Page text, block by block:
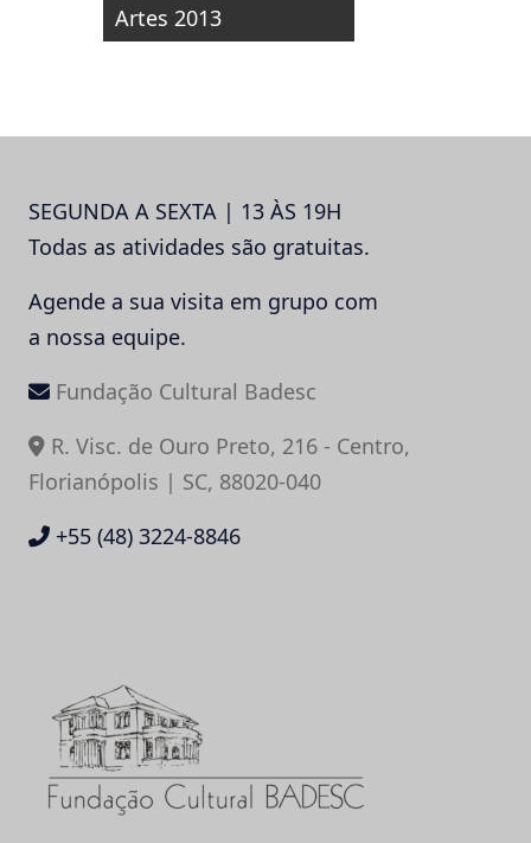
Post
Artes 2013
SEGUNDA A SEXTA | 13 ÀS 19H
Todas as atividades são gratuitas.
Agende a sua visita em grupo com
a nossa equipe.
Fundação Cultural Badesc
R. Visc. de Ouro Preto, 216 - Centro,
Florianópolis | SC, 88020-040
+55 (48) 3224-8846